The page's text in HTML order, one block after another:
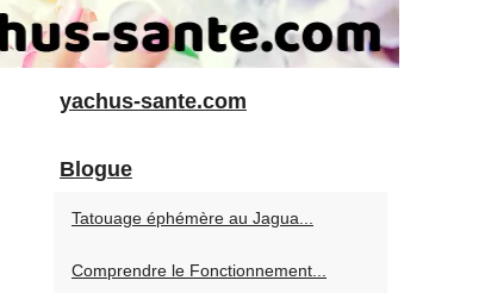
yachus-sante.com
Blogue
Tatouage éphémère au Jagua...
Comprendre le Fonctionnement...